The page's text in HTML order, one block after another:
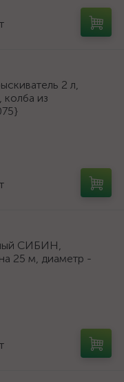
2 л,
из
СИБИН,
25 м, диаметр -